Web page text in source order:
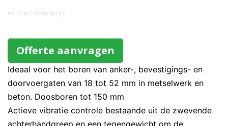
ex. btw / adviesprijs
Offerte aanvragen
Ideaal voor het boren van anker-, bevestigings- en
doorvoergaten van 18 tot 52 mm in metselwerk en
beton. Doosboren tot 150 mm
Actieve vibratie controle bestaande uit de zwevende
achterhandgreep en een tegengewicht om de